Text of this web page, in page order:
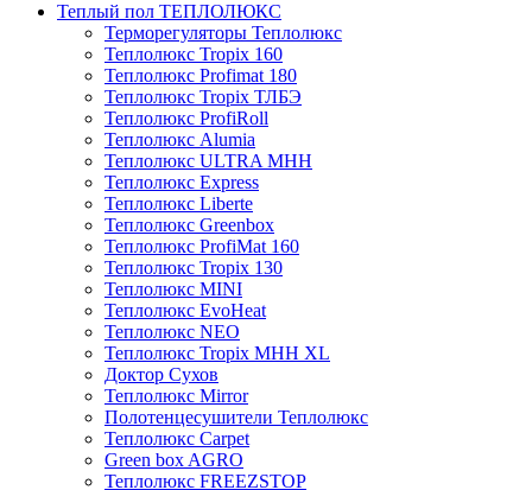
Теплый пол ТЕПЛОЛЮКС
Терморегуляторы Теплолюкс
Теплолюкс Tropix 160
Теплолюкс Profimat 180
Теплолюкс Tropix ТЛБЭ
Теплолюкс ProfiRoll
Теплолюкс Alumia
Теплолюкс ULTRA МНН
Теплолюкс Express
Теплолюкс Liberte
Теплолюкс Greenbox
Теплолюкс ProfiMat 160
Теплолюкс Tropix 130
Теплолюкс MINI
Теплолюкс EvoHeat
Теплолюкс NEO
Теплолюкс Tropix МНН XL
Доктор Сухов
Теплолюкс Mirror
Полотенцесушители Теплолюкс
Теплолюкс Carpet
Green box AGRO
Теплолюкс FREEZSTOP